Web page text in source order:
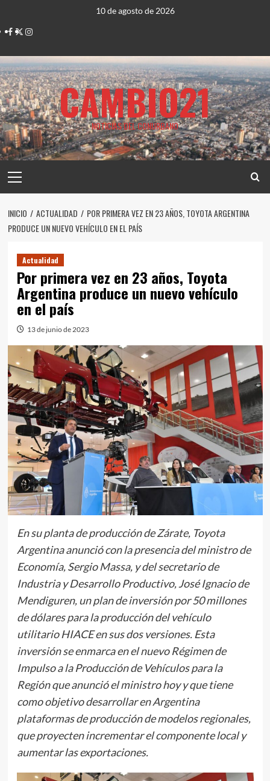
contenido
10 de agosto de 2026
Facebook
TwitterInstagram
CAMBIO21
NOTICIAS DEL CONURBANO
principal
INICIO ACTUALIDAD
POR PRIMERA VEZ EN 23 AÑOS, TOYOTA ARGENTINA
PRODUCE UN NUEVO VEHÍCULO EN EL PAÍS
Actualidad
Por primera vez en 23 años, Toyota
Argentina produce un nuevo vehículo
en el país
13 de junio de 2023
En su planta de producción de Zárate, Toyota
Argentina anunció con la presencia del ministro de
Economía, Sergio Massa, y del secretario de
Industria y Desarrollo Productivo, José Ignacio de
Mendiguren, un plan de inversión por 50 millones
de dólares para la producción del vehículo
utilitario HIACE en sus dos versiones. Esta
inversión se enmarca en el nuevo Régimen de
Impulso a la Producción de Vehículos para la
Región que anunció el ministro hoy y que tiene
como objetivo desarrollar en Argentina
plataformas de producción de modelos regionales,
que proyecten incrementar el componente local y
aumentar las exportaciones.